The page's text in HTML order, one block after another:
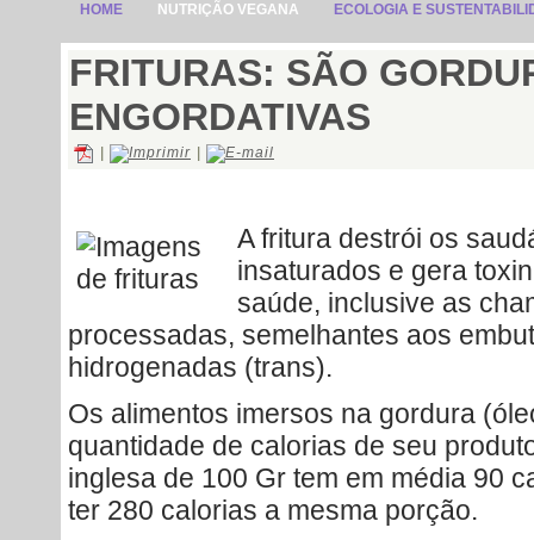
HOME NUTRIÇÃO VEGANA ECOLOGIA E
FRITURAS: SÃO
ENGORDATIVAS
A fritura destrói os
insaturados e gera
saúde, inclusive as
processadas, semelhantes aos
hidrogenadas (trans).
Os alimentos imersos na gordura
quantidade de calorias de seu
inglesa de 100 Gr tem em média 90
ter 280 calorias a mesma porção.